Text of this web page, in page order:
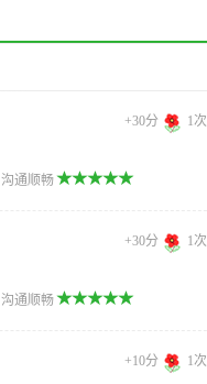
+30分 1次
沟通顺畅
+30分 1次
沟通顺畅
+10分 1次